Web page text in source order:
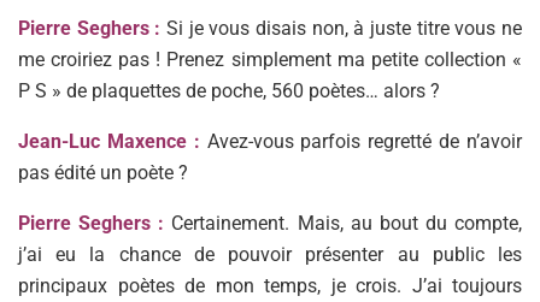
Pierre Seghers : Si je vous disais non, à juste titre vous ne
me croiriez pas ! Prenez simplement ma petite collection «
P S » de plaquettes de poche, 560 poètes… alors ?
Jean-Luc Maxence : Avez-vous parfois regretté de n’avoir
pas édité un poète ?
Pierre Seghers : Certainement. Mais, au bout du compte,
j’ai eu la chance de pouvoir présenter au public les
principaux poètes de mon temps, je crois. J’ai toujours